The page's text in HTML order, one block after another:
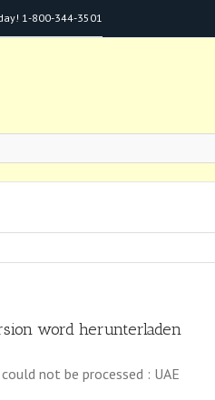
1-800-344-3501
word herunterladen
not be processed : UAE